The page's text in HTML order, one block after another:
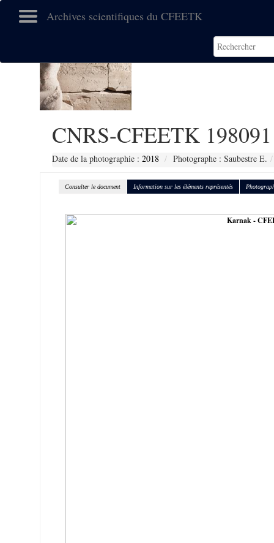
Archives scientifiques du CFEETK
CNRS-CFEETK 198091
Date de la photographie : 2018 Photographe : Saubestre E.
Consulter le document Information sur les éléments représentés